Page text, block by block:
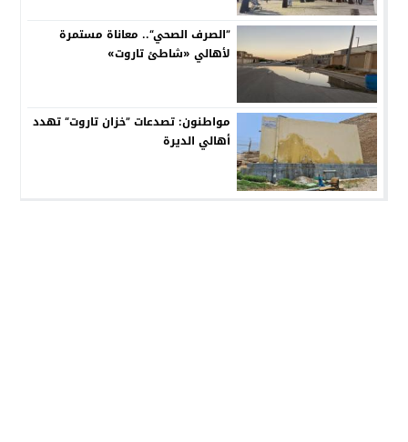
”الصرف الصحي“.. معاناة مستمرة
لأهالي «شاطئ تاروت»
مواطنون: تصدعات ”خزان تاروت“ تهدد
أهالي الديرة